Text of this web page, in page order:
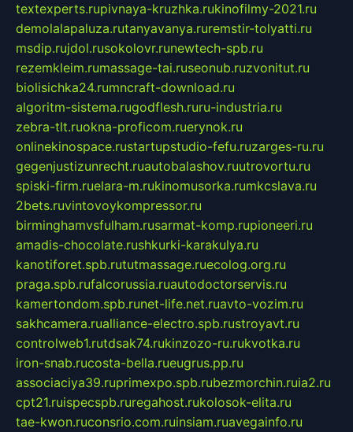
textexperts.rupivnaya-kruzhka.rukinofilmy-2021.ru
demolalapaluza.rutanyavanya.ruremstir-tolyatti.ru
msdip.rujdol.rusokolovr.runewtech-spb.ru
rezemkleim.rumassage-tai.ruseonub.ruzvonitut.ru
biolisichka24.rumncraft-download.ru
algoritm-sistema.rugodflesh.ruru-industria.ru
zebra-tlt.ruokna-proficom.ruerynok.ru
onlinekinospace.rustartupstudio-fefu.ruzarges-ru.ru
gegenjustizunrecht.ruautobalashov.ruutrovortu.ru
spiski-firm.ruelara-m.rukinomusorka.rumkcslava.ru
2bets.ruvintovoykompressor.ru
birminghamvsfulham.rusarmat-komp.rupioneeri.ru
amadis-chocolate.rushkurki-karakulya.ru
kanotiforet.spb.rututmassage.ruecolog.org.ru
praga.spb.rufalcorussia.ruautodoctorservis.ru
kamertondom.spb.runet-life.net.ruavto-vozim.ru
sakhcamera.rualliance-electro.spb.rustroyavt.ru
controlweb1.rutdsak74.rukinzozo-ru.rukvotka.ru
iron-snab.rucosta-bella.rueugrus.pp.ru
associaciya39.ruprimexpo.spb.rubezmorchin.ruia2.ru
cpt21.ruispecspb.ruregahost.rukolosok-elita.ru
tae-kwon.ruconsrio.com.ruinsiam.ruavegainfo.ru